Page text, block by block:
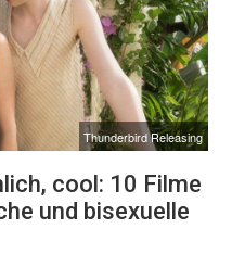
Thunderbird Releasing
cool: 10 Filme
und bisexuelle